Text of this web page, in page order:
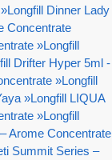
»Longfill Dinner Lady
Concentrate
»Longfill
Drifter Hyper 5ml -
»Longfill
»Longfill LIQUA
»Longfill
Arome Concentrate
Summit Series –